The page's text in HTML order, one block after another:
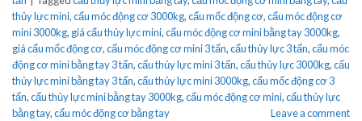
thủy lực mini,cẩu móc động cơ 3000kg,cẩu mốc động cơ,cẩu móc động cơ
mini 3000kg, giá cẩu thủy lực mini,cẩu móc động cơ mini bằng tay 3000kg,
giá cẩu mốc động cơ,cẩu móc động cơ mini 3 tấn,cẩu thủy lực 3 tấn,cẩu móc
động cơ mini bằng tay 3 tấn,cẩu thủy lực mini 3 tấn,cẩu thủy lực 3000kg,cẩu
thủy lực mini bằng tay 3 tấn,cẩu thủy lực mini 3000kg,cẩu mốc động cơ 3
tấn,cẩu thủy lực mini bằng tay 3000kg,cẩu móc động cơ mini,cẩu thủy lực
bằng tay,cẩu móc động cơ bằng tay Leave a comment